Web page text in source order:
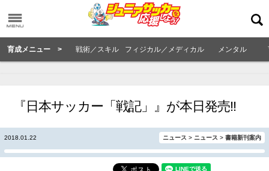
育成メニュー > 戦術／スキル フィジカル／メディカル メンタル
『日本サッカー「戦記」』が本日発売!!
2018.01.22 ニュース > ニュース > 書籍新刊案内